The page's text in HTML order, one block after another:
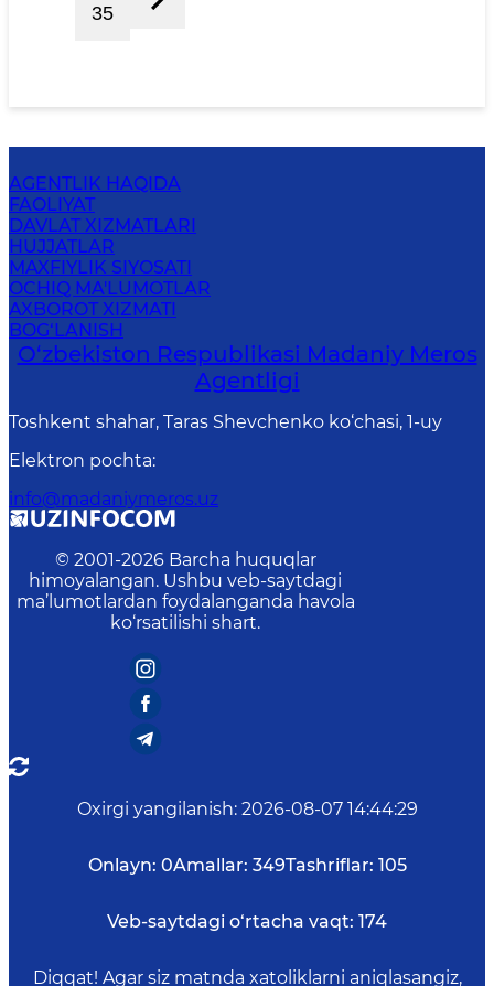
35
AGENTLIK HAQIDA
FAOLIYAT
DAVLAT XIZMATLARI
HUJJATLAR
MAXFIYLIK SIYOSATI
OCHIQ MA'LUMOTLAR
AXBOROT XIZMATI
BOG‘LANISH
O‘zbekiston Respublikasi Madaniy Meros
Agentligi
Toshkent shahar, Taras Shevchenko ko‘chasi, 1-uy
Elektron pochta:
info@madaniymeros.uz
© 2001-2026 Barcha huquqlar
himoyalangan. Ushbu veb-saytdagi
ma’lumotlardan foydalanganda havola
ko‘rsatilishi shart.
Oxirgi yangilanish: 2026-08-07 14:44:29
Onlayn: 0Amallar: 349Tashriflar: 105
Veb-saytdagi o‘rtacha vaqt: 174
Diqqat! Agar siz matnda xatoliklarni aniqlasangiz,